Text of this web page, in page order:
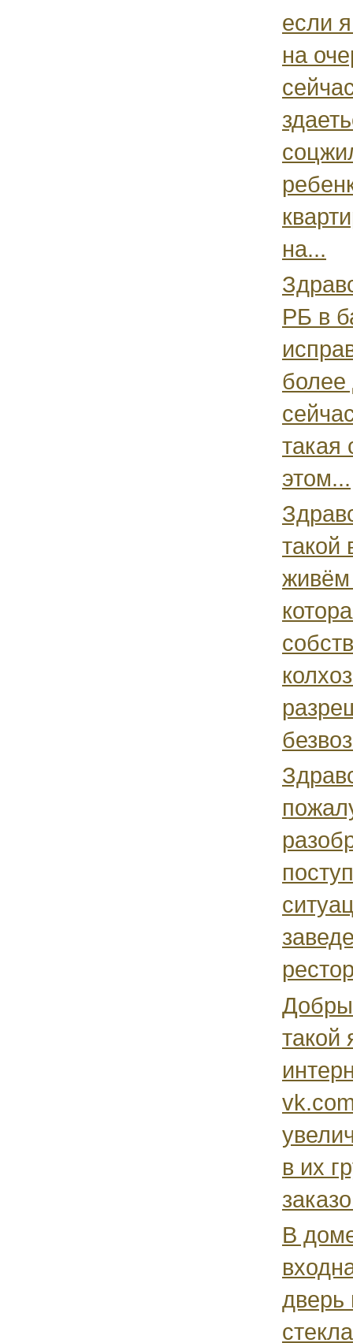
если
на
на...
РБ в
более
такая
этом...
такой
живём
такой
в их
В
дверь